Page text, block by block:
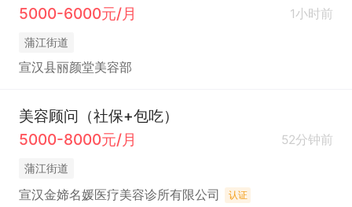
5000-6000元/月
1小时前
蒲江街道
宣汉县丽颜堂美容部
美容顾问（社保+包吃）
5000-8000元/月
52分钟前
蒲江街道
宣汉金媂名媛医疗美容诊所有限公司 认证